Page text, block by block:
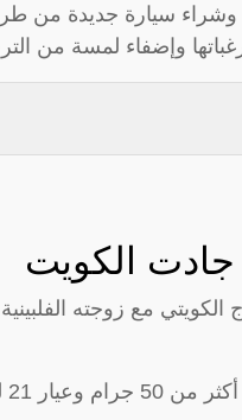
وشراء سيارة جديدة من
وإضفاء لمسة من
جادت الكويت
الكويتي مع زوجته